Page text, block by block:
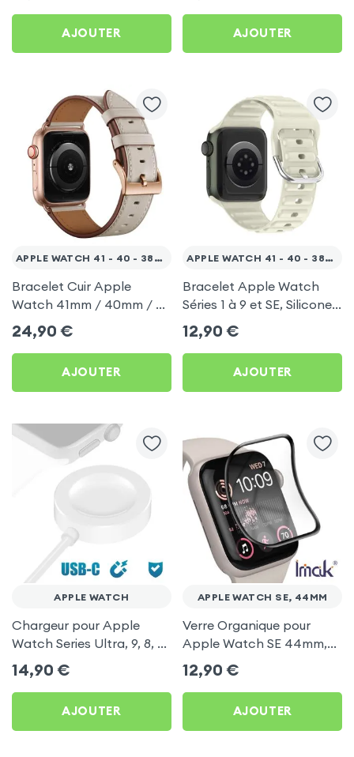
AJOUTER AJOUTER
APPLE WATCH 41 - 40 - 38MM
Bracelet Cuir Apple
Watch 41mm / 40mm / 38
mm, Résistant et Élégant
Beige
24,90 €
AJOUTER
APPLE WATCH 41 - 40 - 38MM
Bracelet Apple Watch
Séries 1 à 9 et SE, Silicone
Soft touch Design
Matelassé Beige
12,90 €
AJOUTER
APPLE WATCH
Chargeur pour Apple
Watch Series Ultra, 9, 8, 7,
6, 5, 4, 3 et 2, Charge
Sans Fil, Longueur 30cm -
Blanc
14,90 €
AJOUTER
APPLE WATCH SE, 44MM
Verre Organique pour
Apple Watch SE 44mm,
Protection Écran Haute
Définition, iMak - Contour
Noir
12,90 €
AJOUTER